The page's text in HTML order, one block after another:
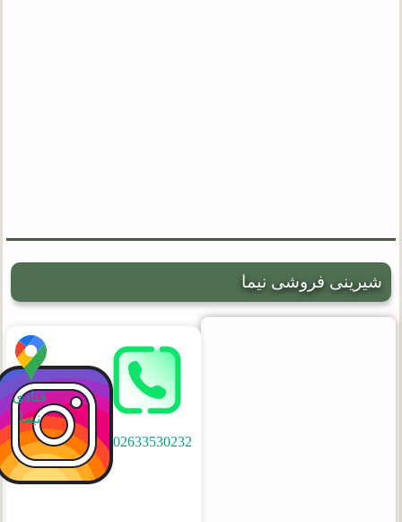
شیرینی فروشی نیما
02633530232
قنادی
نیما